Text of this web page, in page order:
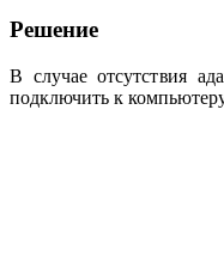
Решение
В случае отсутствия
подключить к